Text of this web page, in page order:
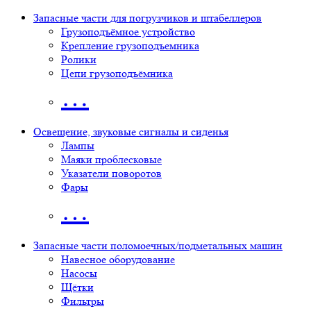
Запасные части для погрузчиков и штабеллеров
Грузоподъёмное устройство
Крепление грузоподъемника
Ролики
Цепи грузоподъёмника
…
Освещение, звуковые сигналы и сиденья
Лампы
Маяки проблесковые
Указатели поворотов
Фары
…
Запасные части поломоечных/подметальных машин
Навесное оборудование
Насосы
Щётки
Фильтры